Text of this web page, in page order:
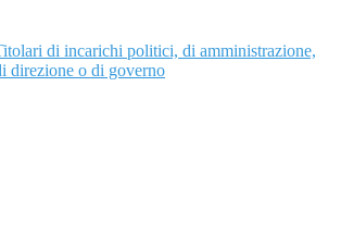
di incarichi politici, di amministrazione,
direzione o di governo